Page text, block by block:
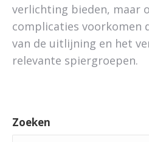
verlichting bieden, maar
complicaties voorkomen
van de uitlijning en het
relevante spiergroepen.
Zoeken